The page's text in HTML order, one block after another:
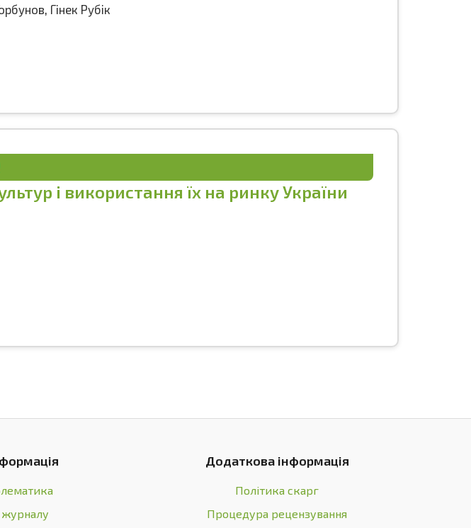
, Гінек Рубік
і використання їх на ринку України
журналу
Додаткова інформація
Політика скарг
Процедура рецензування